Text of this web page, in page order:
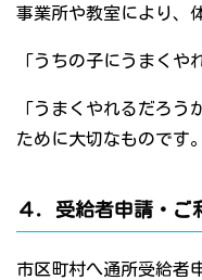
事業所や教室により、
「うちの子にうまくや
「うまくやれるだろう
ために大切なものです。
４．受給者申請・ご
市区町村へ通所受給者